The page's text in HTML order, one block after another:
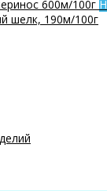
600м/100г
шелк, 190м/100г